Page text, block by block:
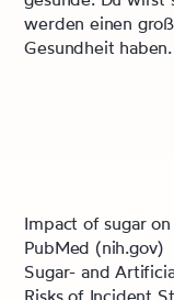
werden einen
Gesundheit haben.
Impact of sugar
PubMed (nih.gov)
Sugar- and
Risks of Incident